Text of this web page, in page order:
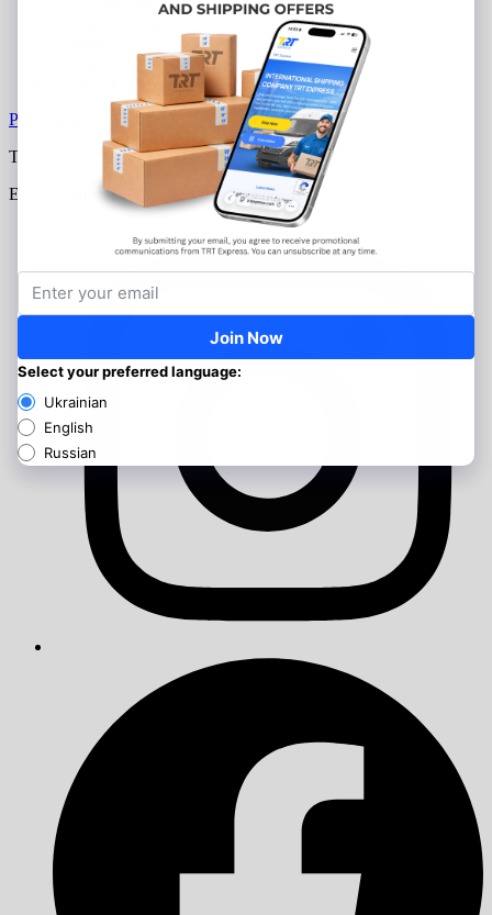
Политика конфиденциальности
Регистрация
Вход
Телефон:
+1 973 344 71 00
E-mail:
support@trtexpress.com